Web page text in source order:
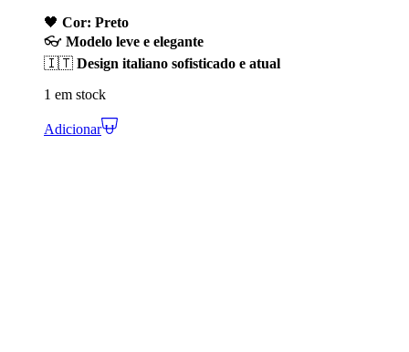
🖤 Cor: Preto
👓 Modelo leve e elegante
🇮🇹 Design italiano sofisticado e atual
1 em stock
Adicionar